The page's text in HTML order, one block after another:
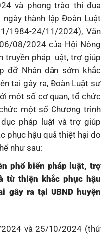
và phong trào thi đua
thành lập Đoàn Luật
1984-24/11/2024), Văn
08/2024 của Hội Nông
truyền pháp luật, trợ giúp
đỡ Nhân dân sớm khắc
tai gây ra, Đoàn Luật sư
môt số cơ quan, tổ chức
một số Chương trình
pháp luật và trợ giúp
phục hậu quả thiệt hại do
như sau:
phổ biến pháp luật, trợ
từ thiện khắc phục hậu
gây ra tại UBND huyện
và 25/10/2024 (thứ